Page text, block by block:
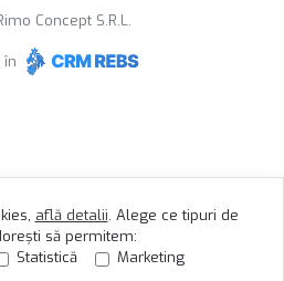
Concept S.R.L.
în
află detalii. Alege ce tipuri de
să permitem:
Statistică Marketing